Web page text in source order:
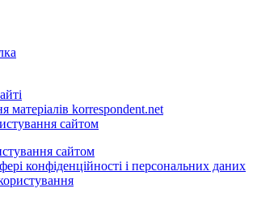
матеріалів korrespondent.net
сайтом
сайтом
конфіденційності і персональних даних